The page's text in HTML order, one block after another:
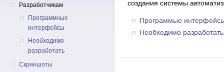
Разработчикам
Программные
интерфейсы
Необходимо
разработать
Скриншоты
создания системы
Программые
Необходимо разработать